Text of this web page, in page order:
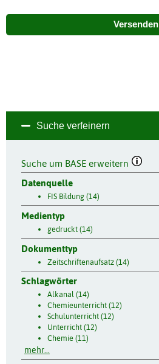
Versenden
Suche verfeinern
Suche um BASE erweitern
Datenquelle
FIS Bildung (14)
Medientyp
gedruckt (14)
Dokumenttyp
Zeitschriftenaufsatz (14)
Schlagwörter
Alkanal (14)
Chemieunterricht (12)
Schulunterricht (12)
Unterricht (12)
Chemie (11)
mehr...